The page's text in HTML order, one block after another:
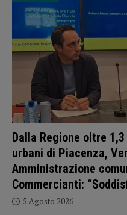
Dalla Regione oltre
urbani di Piacenza,
Amministrazione
Commercianti:
5 Agosto 2026